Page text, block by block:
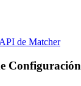
de Matcher
Configuración